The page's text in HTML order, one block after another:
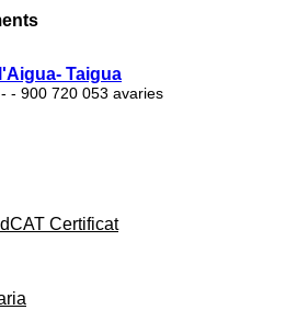
Taigua
- 900 720 053 avaries
Certificat